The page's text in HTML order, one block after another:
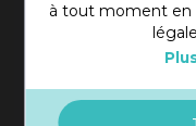
à tout moment en